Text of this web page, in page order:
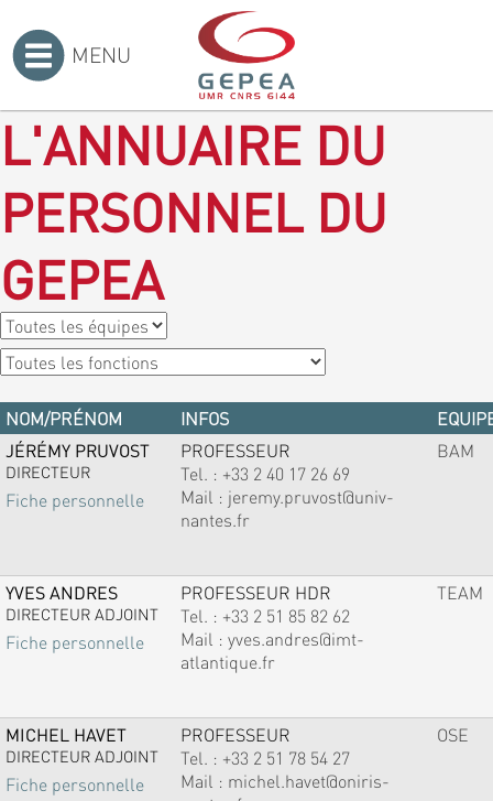
MENU
L'ANNUAIRE DU
PERSONNEL DU
GEPEA
NOM/PRÉNOM INFOS
JÉRÉMY PRUVOST
DIRECTEUR
Fiche personnelle
PROFESSEUR
Tel. : +33 2 40 17 26 69
Mail : jeremy.pruvost@univ-
nantes.fr
BAM
YVES ANDRES
DIRECTEUR ADJOINT
Fiche personnelle
PROFESSEUR HDR
Tel. : +33 2 51 85 82 62
Mail : yves.andres@imt-
atlantique.fr
TEAM
MICHEL HAVET
DIRECTEUR ADJOINT
Fiche personnelle
PROFESSEUR
Tel. : +33 2 51 78 54 27
Mail : michel.havet@oniris-
OSE